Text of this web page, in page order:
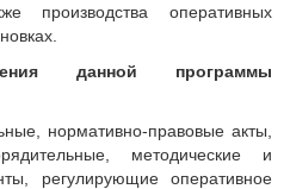
производства оперативных
данной программы
нормативно-правовые акты,
методические и
регулирующие оперативное